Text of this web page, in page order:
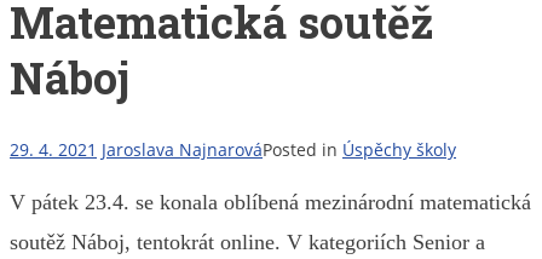
Matematická soutěž
Náboj
29. 4. 2021 Jaroslava NajnarováPosted in Úspěchy školy
V pátek 23.4. se konala oblíbená mezinárodní matematická
soutěž Náboj, tentokrát online. V kategoriích Senior a